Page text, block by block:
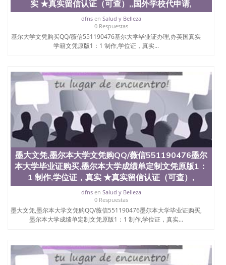
实 ★真实留信认证（可查）,,国外学校代申请,
dfnsen Salud y Belleza
0 Respuestas
基尔大学文凭购买QQ/薇信551190476基尔大学毕业证办理,办英国真实
学籍文凭原版1：1 制作,学位证，真实...
墨大文凭,墨尔本大学文凭购QQ/薇信551190476墨尔
本大学毕业证购买,墨尔本大学成绩单定制文凭原版1：
1 制作,学位证，真实 ★真实留信认证（可查）,
dfnsen Salud y Belleza
0 Respuestas
墨大文凭,墨尔本大学文凭购QQ/薇信551190476墨尔本大学毕业证购买,
墨尔本大学成绩单定制文凭原版1：1 制作,学位证，真实...